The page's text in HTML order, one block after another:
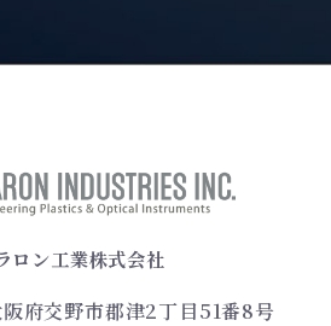
ロン工業株式会社
府交野市郡津2丁目51番8号